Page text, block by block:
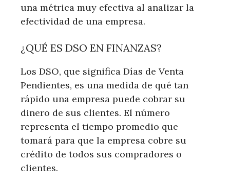
una métrica muy efectiva al analizar la
efectividad de una empresa.
¿QUÉ ES DSO EN FINANZAS?
Los DSO, que significa Días de Venta
Pendientes, es una medida de qué tan
rápido una empresa puede cobrar su
dinero de sus clientes. El número
representa el tiempo promedio que
tomará para que la empresa cobre su
crédito de todos sus compradores o
clientes.